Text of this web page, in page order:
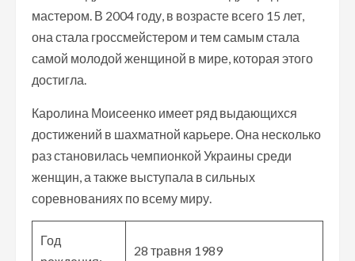
мастером. В 2004 году, в возрасте всего 15 лет,
она стала гроссмейстером и тем самым стала
самой молодой женщиной в мире, которая этого
достигла.
Каролина Моисеенко имеет ряд выдающихся
достижений в шахматной карьере. Она несколько
раз становилась чемпионкой Украины среди
женщин, а также выступала в сильных
соревнованиях по всему миру.
Год
28 травня 1989